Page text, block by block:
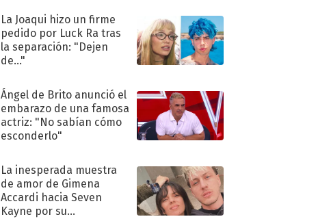
La Joaqui hizo un firme
pedido por Luck Ra tras
la separación: "Dejen
de..."
Ángel de Brito anunció el
embarazo de una famosa
actriz: "No sabían cómo
esconderlo"
La inesperada muestra
de amor de Gimena
Accardi hacia Seven
Kayne por su